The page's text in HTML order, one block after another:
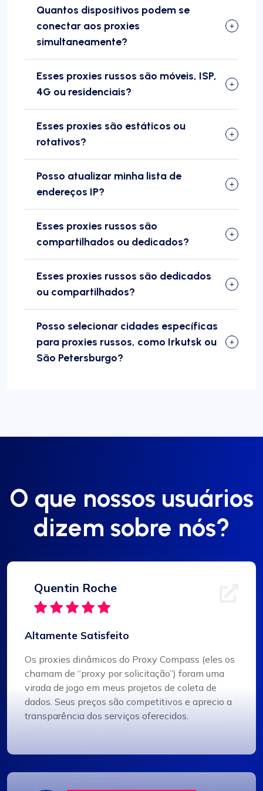
Quantos dispositivos podem se
conectar aos proxies
simultaneamente?
Esses proxies russos são móveis, ISP,
4G ou residenciais?
Esses proxies são estáticos ou
rotativos?
Posso atualizar minha lista de
endereços IP?
Esses proxies russos são
compartilhados ou dedicados?
Esses proxies russos são dedicados
ou compartilhados?
Posso selecionar cidades específicas
para proxies russos, como Irkutsk ou
São Petersburgo?
O que nossos usuários
dizem sobre nós?
Quentin Roche
Altamente Satisfeito
Os proxies dinâmicos do Proxy Compass (eles os
chamam de “proxy por solicitação”) foram uma
virada de jogo em meus projetos de coleta de
dados. Seus preços são competitivos e aprecio a
transparência dos serviços oferecidos.